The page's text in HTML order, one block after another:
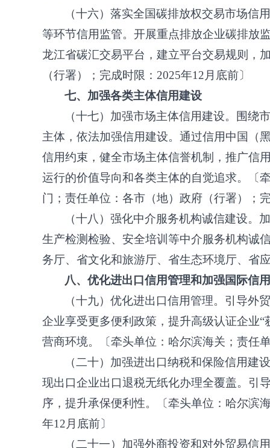
（十六）落实全国碳排放权交易市场
等环节信用监管。开展重点排放企业碳排放
龙江省碳汇交易平台，建立平台交易规则，
（行署）；完成时限： 2025年12月底前〕
七、加强各类主体信用建设
（十七）加强市场主体信用建设。围
主体，依法加强信用建设。通过信用中国（
信用约束，健全市场主体信誉机制，推广信
运行的价值导向和各类主体的自觉追求。〔
门；责任单位：各市（地）政府（行署）；
（十八）强化中介服务机构诚信建设
生产检测检验、安全培训等中介服务机构诚
务厅、省文化和旅游厅、省生态环境厅、省
八、优化进出口信用管理和加强国际信
（十九）优化进出口信用管理。引导
企业享受更多便利政策，提升高级认证企业“
营商环境。〔牵头单位：哈尔滨海关；责任
（二十）加强进出口纳税和保险信用
现出口企业出口退税无纸化办理全覆盖。引
序，提升承保便利性。〔牵头单位：哈尔滨
年12月底前〕
（二十一）加强外商投资和对外贸易